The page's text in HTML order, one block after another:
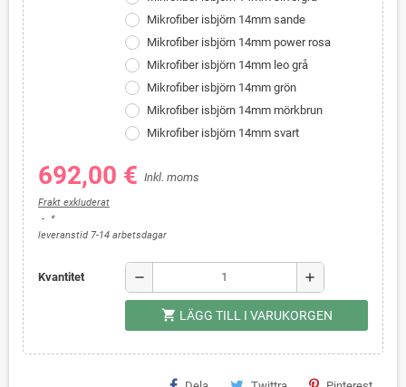
Mikrofiber isbjörn 14mm sande
Mikrofiber isbjörn 14mm power rosa
Mikrofiber isbjörn 14mm leo grå
Mikrofiber isbjörn 14mm grön
Mikrofiber isbjörn 14mm mörkbrun
Mikrofiber isbjörn 14mm svart
692,00 € Inkl. moms
Frakt exkluderat
*
leveranstid 7-14 arbetsdagar
Kvantitet remove add
shopping_cart LÄGG TILL I VARUKORGEN